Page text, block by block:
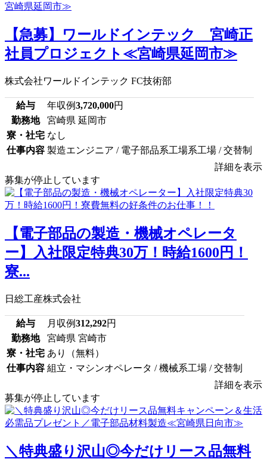
【急募】ワールドインテック 宮崎正
社員プロジェクト≪宮崎県延岡市≫
株式会社ワールドインテック FC技術部
給与 年収例3,720,000円
勤務地
宮崎県 延岡市
寮・社宅 なし
仕事内容 製造エンジニア / 電子部品系工場系工場 / 交替制
詳細を表示
募集が停止しています
【電子部品の製造・機械オペレータ
ー】入社限定特典30万！時給1600円！
寮...
日総工産株式会社
給与 月収例312,292円
勤務地
宮崎県 宮崎市
寮・社宅 あり（無料）
仕事内容 組立・マシンオペレータ / 機械系工場 / 交替制
詳細を表示
募集が停止しています
＼特典盛り沢山◎今だけリース品無料